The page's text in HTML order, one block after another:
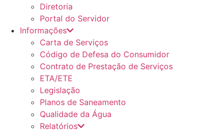
Diretoria
Portal do Servidor
Informações
Carta de Serviços
Código de Defesa do Consumidor
Contrato de Prestação de Serviços
ETA/ETE
Legislação
Planos de Saneamento
Qualidade da Água
Relatórios